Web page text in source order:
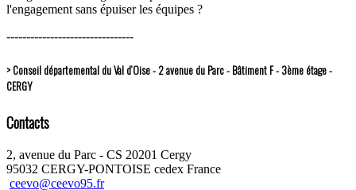
l'engagement sans épuiser les équipes ?
--------------------------------
> Conseil départemental du Val d’Oise - 2 avenue du Parc - Bâtiment F - 3ème étage -
CERGY
Contacts
2, avenue du Parc - CS 20201 Cergy
95032 CERGY-PONTOISE cedex France
ceevo@ceevo95.fr